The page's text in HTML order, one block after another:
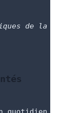
de la